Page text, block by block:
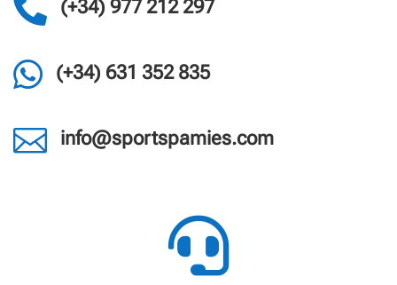
 (+34) 977 212 297
 (+34) 631 352 835
 info@sportspamies.com
